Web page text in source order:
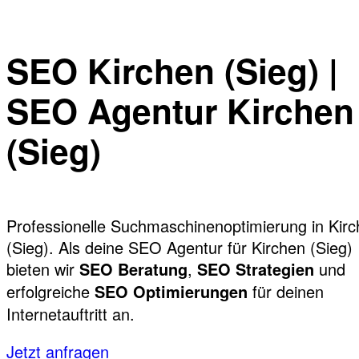
SEO Kirchen (Sieg) |
SEO Agentur Kirchen
(Sieg)
Professionelle Suchmaschinenoptimierung in
(Sieg). Als deine SEO Agentur für Kirchen (Sieg)
bieten wir SEO Beratung, SEO Strategien und
erfolgreiche SEO Optimierungen für deinen
Internetauftritt an.
Jetzt anfragen